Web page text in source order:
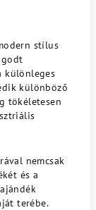
stílus
különleges
különböző
tökéletesen
nemcsak
és a
terébe.